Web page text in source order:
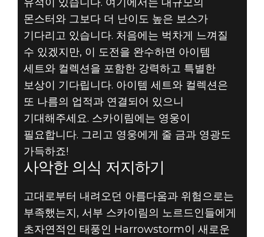
몬스터와 그보다 더 난이도 높은 보스가
기다리고 있습니다. 처음에는 벅차게 느껴질
수 있겠지만, 이 도전을 완수하면 아이템
세트와 컬렉션을 포함한 강력하고 특별한
보상이 기다립니다. 아이템 세트와 컬렉션은
또 나름의 업적과 연결되어 있으니
기대해주세요. 스카이림에는 영웅이
필요합니다. 그리고 영웅에게 줄 금과 영광도
가득하죠!
사악한 의식 저지하기
고대로부터 내려오던 아름다움과 위험으로는
부족했는지, 서부 스카이림의 노르드인들에게
초자연적인 태풍인 Harrowstorm이 새로운